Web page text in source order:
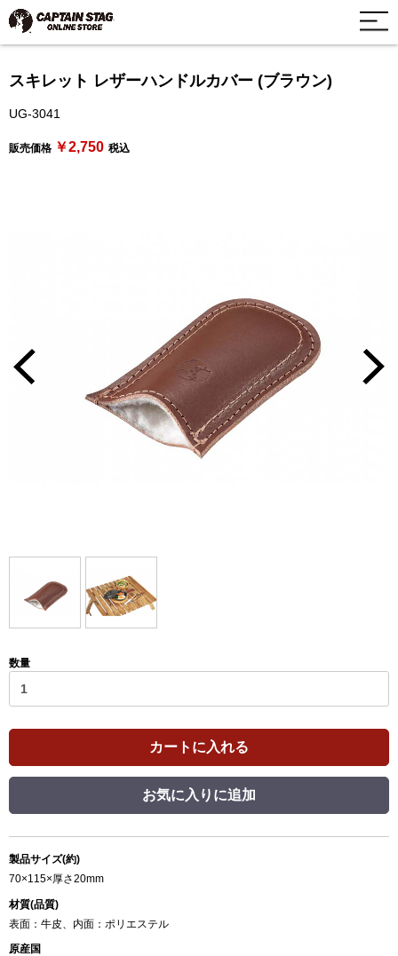
スキレット レザーハンドルカバー (ブラウン)
UG-3041
販売価格 ￥2,750 税込
数量
カートに入れる
お気に入りに追加
製品サイズ(約)
70×115×厚さ20mm
材質(品質)
表面：牛皮、内面：ポリエステル
原産国